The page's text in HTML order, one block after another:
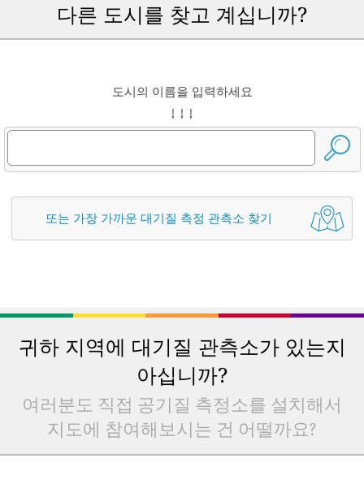
다른 도시를 찾고 계십니까?
도시의 이름을 입력하세요
↓ ↓ ↓
또는 가장 가까운 대기질 측정 관측소 찾기
귀하 지역에 대기질 관측소가 있는지
아십니까?
여러분도 직접 공기질 측정소를 설치해서
지도에 참여해보시는 건 어떨까요?